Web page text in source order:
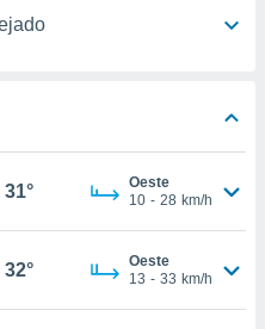
31°
Oeste
10 - 28 km/h
32°
Oeste
13 - 33 km/h